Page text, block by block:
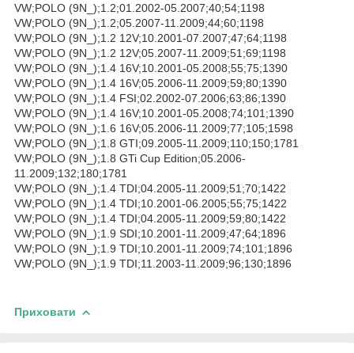
VW;POLO (9N_);1.2;01.2002-05.2007;40;54;1198
VW;POLO (9N_);1.2;05.2007-11.2009;44;60;1198
VW;POLO (9N_);1.2 12V;10.2001-07.2007;47;64;1198
VW;POLO (9N_);1.2 12V;05.2007-11.2009;51;69;1198
VW;POLO (9N_);1.4 16V;10.2001-05.2008;55;75;1390
VW;POLO (9N_);1.4 16V;05.2006-11.2009;59;80;1390
VW;POLO (9N_);1.4 FSI;02.2002-07.2006;63;86;1390
VW;POLO (9N_);1.4 16V;10.2001-05.2008;74;101;1390
VW;POLO (9N_);1.6 16V;05.2006-11.2009;77;105;1598
VW;POLO (9N_);1.8 GTI;09.2005-11.2009;110;150;1781
VW;POLO (9N_);1.8 GTi Cup Edition;05.2006-
11.2009;132;180;1781
VW;POLO (9N_);1.4 TDI;04.2005-11.2009;51;70;1422
VW;POLO (9N_);1.4 TDI;10.2001-06.2005;55;75;1422
VW;POLO (9N_);1.4 TDI;04.2005-11.2009;59;80;1422
VW;POLO (9N_);1.9 SDI;10.2001-11.2009;47;64;1896
VW;POLO (9N_);1.9 TDI;10.2001-11.2009;74;101;1896
VW;POLO (9N_);1.9 TDI;11.2003-11.2009;96;130;1896
Приховати